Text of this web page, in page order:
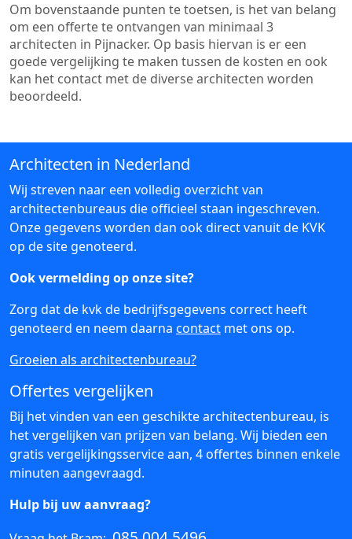
Om bovenstaande punten te toetsen, is het van belang
om een offerte te ontvangen van minimaal 3
architecten in Pijnacker. Op basis hiervan is er een
goede vergelijking te maken tussen de kosten en ook
kan het contact met de diverse architecten worden
beoordeeld.
Architecten in Nederland
Wij streven naar een volledig overzicht van
architectenbureaus die officieel staan ingeschreven.
Onze gegevens worden dan ook direct vanuit de KVK
op de site genoteerd.
Ook vermelding op onze site?
Zorg dat de kvk de bedrijfsgegevens correct heeft
genoteerd en neem daarna contact met ons op.
Groeien als architectenbureau?
Offertes vergelijken
Bij het vinden van een geschikte architectenbureau, is
het vergelijken van prijzen van belang. Wij bieden een
gratis vergelijkingsservice aan, 4 offertes binnen enkele
minuten aangevraagd.
Hulp bij uw aanvraag?